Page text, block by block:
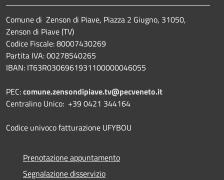
Comune di Zenson di Piave, Piazza 2 Giugno, 31050,
Zenson di Piave (TV)
Codice Fiscale: 80007430269
Partita IVA: 00278540265
IBAN: IT63R0306961931100000046055
PEC:comune.zensondipiave.tv@pecveneto.it
Centralino Unico: +39 0421 344164
Codice univoco fatturazione UFYBOU
Prenotazione appuntamento
Segnalazione disservizio